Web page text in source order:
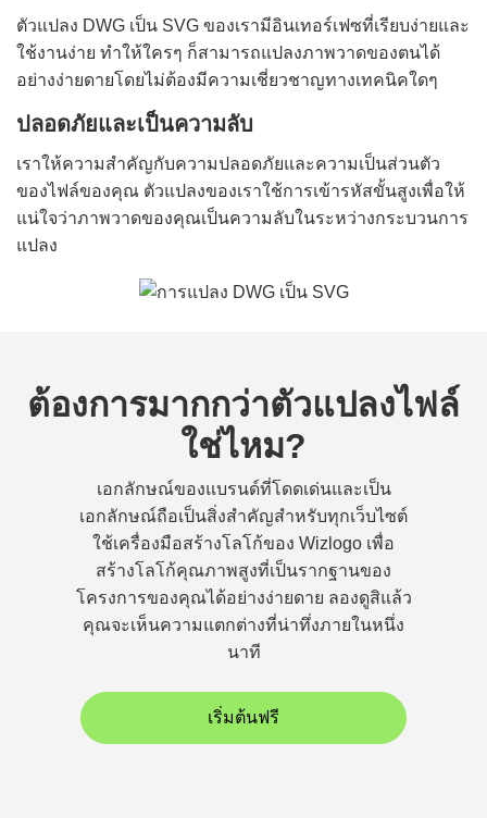
ตัวแปลง DWG เป็น SVG ของเรามีอินเทอร์เฟซที่เรียบง่ายและ
ใช้งานง่าย ทำให้ใครๆ ก็สามารถแปลงภาพวาดของตนได้
อย่างง่ายดายโดยไม่ต้องมีความเชี่ยวชาญทางเทคนิคใดๆ
ปลอดภัยและเป็นความลับ
เราให้ความสำคัญกับความปลอดภัยและความเป็นส่วนตัว
ของไฟล์ของคุณ ตัวแปลงของเราใช้การเข้ารหัสขั้นสูงเพื่อให้
แน่ใจว่าภาพวาดของคุณเป็นความลับในระหว่างกระบวนการ
แปลง
ต้องการมากกว่าตัวแปลงไฟล์
ใช่ไหม?
เอกลักษณ์ของแบรนด์ที่โดดเด่นและเป็น
เอกลักษณ์ถือเป็นสิ่งสำคัญสำหรับทุกเว็บไซต์
ใช้เครื่องมือสร้างโลโก้ของ Wizlogo เพื่อ
สร้างโลโก้คุณภาพสูงที่เป็นรากฐานของ
โครงการของคุณได้อย่างง่ายดาย ลองดูสิแล้ว
คุณจะเห็นความแตกต่างที่น่าทึ่งภายในหนึ่ง
นาที
เริ่มต้นฟรี